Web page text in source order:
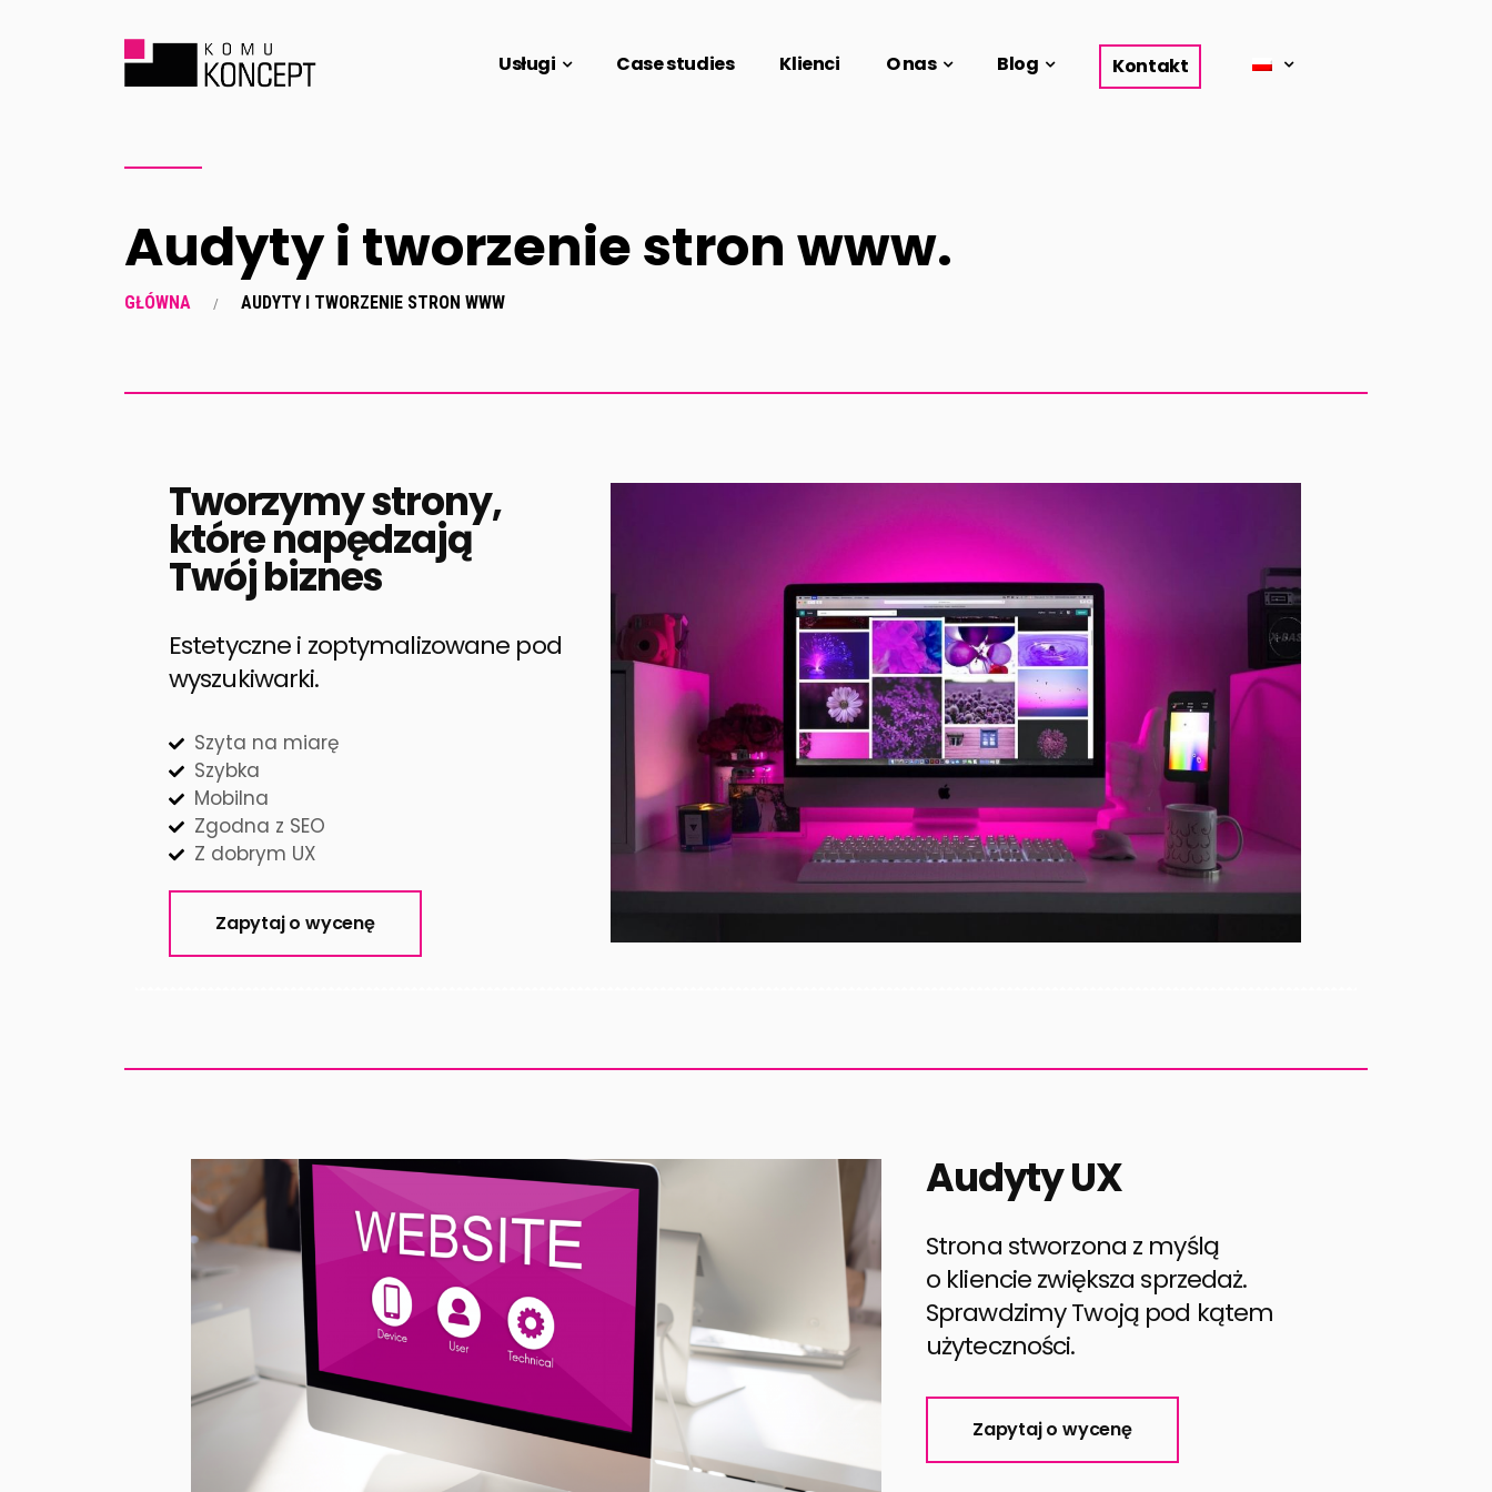
Usługi Case studies Klienci O nas Blog Kontakt
Audyty i tworzenie stron www.
GŁÓWNA AUDYTY I TWORZENIE STRON WWW
Tworzymy strony,
które napędzają
Twój biznes
Estetyczne i zoptymalizowane pod
wyszukiwarki.
Szyta na miarę
Szybka
Mobilna
Zgodna z SEO
Z dobrym UX
Zapytaj o wycenę
Audyty UX
Strona stworzona z myślą
o kliencie zwiększa sprzedaż.
Sprawdzimy Twoją pod kątem
użyteczności.
Zapytaj o wycenę